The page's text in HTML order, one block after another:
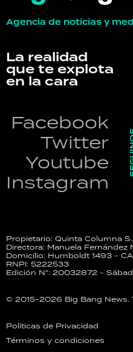
Agencia de noticias y
La realidad
que te explota
en la cara
Facebook
Twitter
Youtube
Instagram
Propietario: Quinta Columna
Directora: Manuela Fernández
Domicilio: Humboldt 1493 -
RNPI: 5222533
Edición N°: 20032872 -
© 2015-2026 Big Bang News.
Políticas de Privacidad
Términos y condiciones